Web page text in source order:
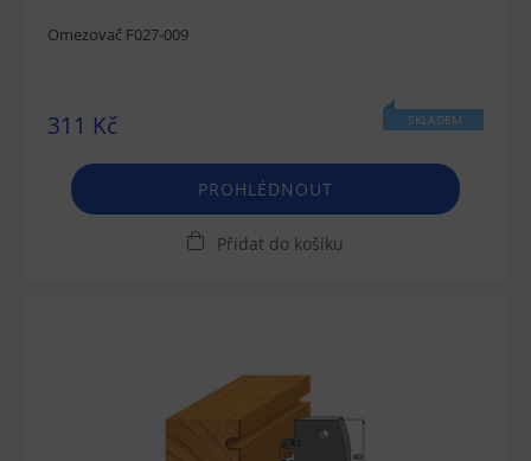
Omezovač F027-009
311 Kč SKLADEM
PROHLÉDNOUT
Přidat do košíku